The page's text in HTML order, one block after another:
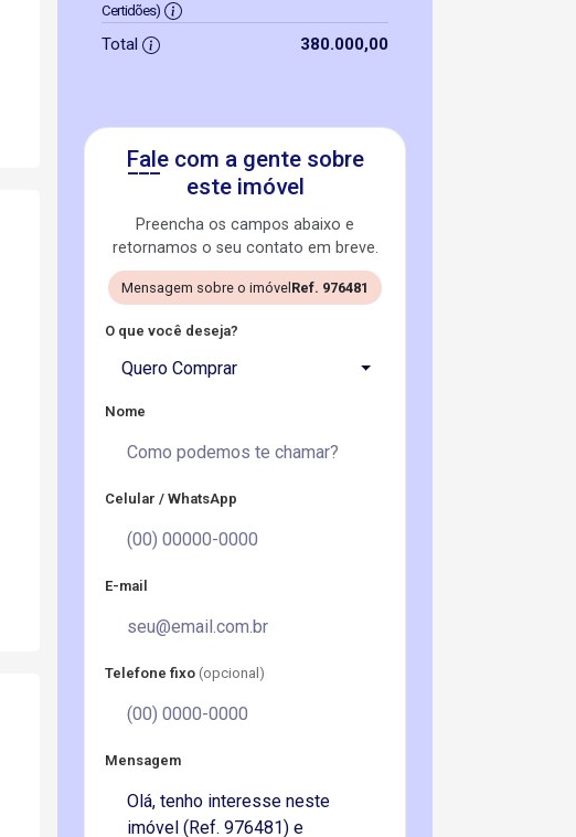
Certidões)
Total 380.000,00
Fale com a gente sobre
este imóvel
Preencha os campos abaixo e
retornamos o seu contato em breve.
Mensagem sobre o imóvel Ref. 976481
O que você deseja?
Quero Comprar
Nome
Celular / WhatsApp
E-mail
Telefone fixo (opcional)
Mensagem